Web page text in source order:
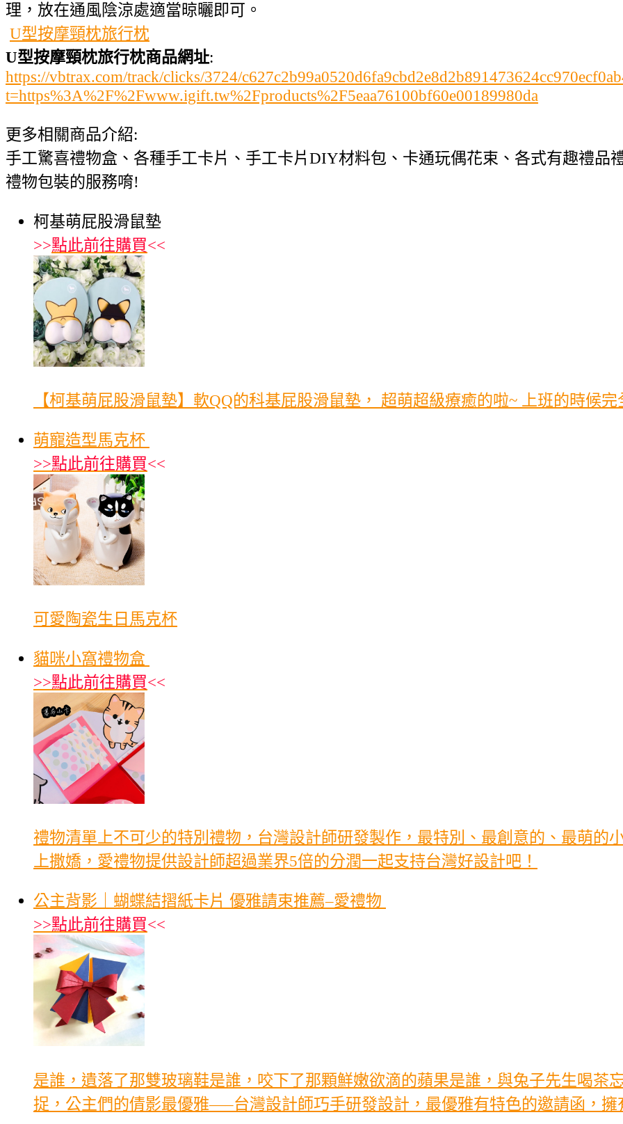
理，放在通風陰涼處適當晾曬即可。
U型按摩頸枕旅行枕
U型按摩頸枕旅行枕商品網址:
https://vbtrax.com/track/clicks/3724/
t=https%3A%2F%2Fwww.igift.tw%2Fproducts%2F5eaa76100bf60e00189980da
更多相關商品介紹:
手工驚喜禮物盒、各種手工卡片、手工卡片DIY材料包、卡通玩偶花束、各式有趣禮品
禮物包裝的服務唷!
柯基萌屁股滑鼠墊
>>點此前往購買<<
【柯基萌屁股滑鼠墊】軟QQ的科基屁股滑鼠墊， 超萌超級療癒的啦~ 上班的時候
萌寵造型馬克杯
>>點此前往購買<<
可愛陶瓷生日馬克杯
貓咪小窩禮物盒
>>點此前往購買<<
禮物清單上不可少的特別禮物，台灣設計師研發製作，最特別、最創意的、最萌的
上撒嬌，愛禮物提供設計師超過業界5倍的分潤一起支持台灣好設計吧！
公主背影｜蝴蝶結摺紙卡片 優雅請束推薦–愛禮物
>>點此前往購買<<
是誰，遺落了那雙玻璃鞋是誰，咬下了那顆鮮嫩欲滴的蘋果是誰，與兔子先生喝茶
捉，公主們的倩影最優雅—–台灣設計師巧手研發設計，最優雅有特色的邀請函，